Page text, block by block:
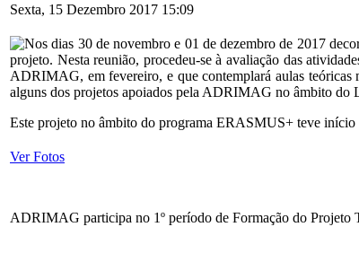
Sexta, 15 Dezembro 2017 15:09
Nos dias 30 de novembro e 01 de dezembro de 2017
projeto. Nesta reunião, procedeu-se à avaliação das
ADRIMAG, em fevereiro, e que contemplará aulas
alguns dos projetos apoiados pela ADRIMAG no âmbito do
Este projeto no âmbito do programa ERASMUS+ teve início
Ver Fotos
ADRIMAG participa no 1º período de Formação do Projeto